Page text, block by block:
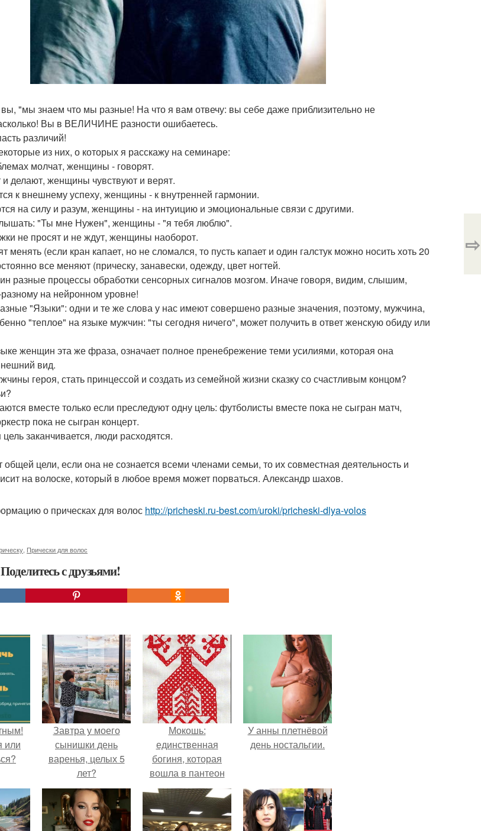
"мы знаем что мы разные! На что я вам отвечу: вы себе даже приблизительно не
Вы в ВЕЛИЧИНЕ разности ошибаетесь.
различий!
из них, о которых я расскажу на семинаре:
молчат, женщины - говорят.
делают, женщины чувствуют и верят.
к внешнему успеху, женщины - к внутренней гармонии.
на силу и разум, женщины - на интуицию и эмоциональные связи с другими.
"Ты мне Нужен", женщины - "я тебя люблю".
не просят и не ждут, женщины наоборот.
(если кран капает, но не сломался, то пусть капает и один галстук можно носить хоть 20
все меняют (прическу, занавески, одежду, цвет ногтей.
разные процессы обработки сенсорных сигналов мозгом. Иначе говоря, видим, слышим,
на нейронном уровне!
"Языки": одни и те же слова у нас имеют совершено разные значения, поэтому, мужчина,
"теплое" на языке мужчин: "ты сегодня ничего", может получить в ответ женскую обиду или
женщин эта же фраза, означает полное пренебрежение теми усилиями, которая она
вид.
героя, стать принцессой и создать из семейной жизни сказку со счастливым концом?
вместе только если преследуют одну цель: футболисты вместе пока не сыгран матч,
пока не сыгран концерт.
заканчивается, люди расходятся.
общей цели, если она не сознается всеми членами семьи, то их совместная деятельность и
на волоске, который в любое время может порваться. Александр шахов.
о прическах для волос http://pricheski.ru-best.com/uroki/pricheski-dlya-volos
Прически для волос
с друзьями!
⇨
или
Завтра у моего
сынишки день
варенья, целых 5
лет?
Мокошь:
единственная
богиня, которая
вошла в пантеон
князя Владимира.
У анны плетнёвой
день ностальгии.